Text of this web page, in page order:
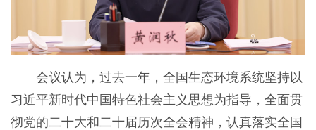
会议认为，过去一年，全国生态环境系统坚持以
习近平新时代中国特色社会主义思想为指导，全面贯
彻党的二十大和二十届历次全会精神，认真落实全国